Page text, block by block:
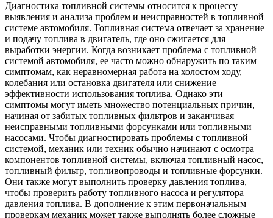
Диагностика топливной системы относится к процессу
выявления и анализа проблем и неисправностей в топливной
системе автомобиля. Топливная система отвечает за хранение
и подачу топлива в двигатель, где оно сжигается для
выработки энергии. Когда возникает проблема с топливной
системой автомобиля, ее часто можно обнаружить по таким
симптомам, как неравномерная работа на холостом ходу,
колебания или остановка двигателя или снижение
эффективности использования топлива. Однако эти
симптомы могут иметь множество потенциальных причин,
начиная от забитых топливных фильтров и заканчивая
неисправными топливными форсунками или топливными
насосами. Чтобы диагностировать проблемы с топливной
системой, механик или техник обычно начинают с осмотра
компонентов топливной системы, включая топливный насос,
топливный фильтр, топливопроводы и топливные форсунки.
Они также могут выполнить проверку давления топлива,
чтобы проверить работу топливного насоса и регулятора
давления топлива. В дополнение к этим первоначальным
проверкам механик может также выполнять более сложные